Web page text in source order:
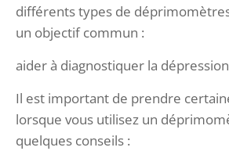
différents types de
un objectif commun :
aider à diagnostiquer la
Il est important de prendre
lorsque vous utilisez un
quelques conseils :